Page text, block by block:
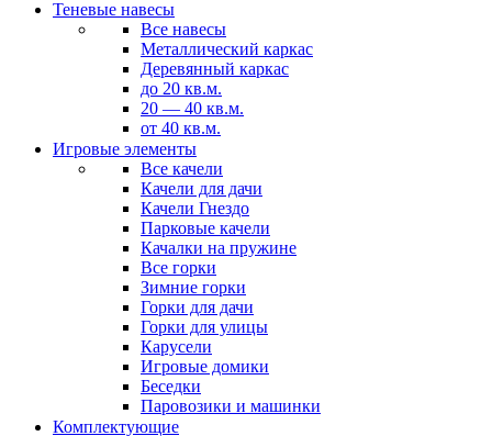
Теневые навесы
Все навесы
Металлический каркас
Деревянный каркас
до 20 кв.м.
20 — 40 кв.м.
от 40 кв.м.
Игровые элементы
Все качели
Качели для дачи
Качели Гнездо
Парковые качели
Качалки на пружине
Все горки
Зимние горки
Горки для дачи
Горки для улицы
Карусели
Игровые домики
Беседки
Паровозики и машинки
Комплектующие